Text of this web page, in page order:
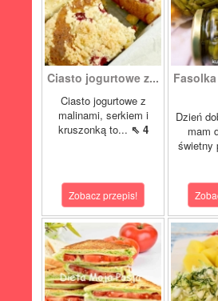
Ciasto jogurtowe z...
Ciasto jogurtowe z
malinami, serkiem i
kruszonką to... ⇖ 4
Zobacz przepis!
Dzień
mam
świetny